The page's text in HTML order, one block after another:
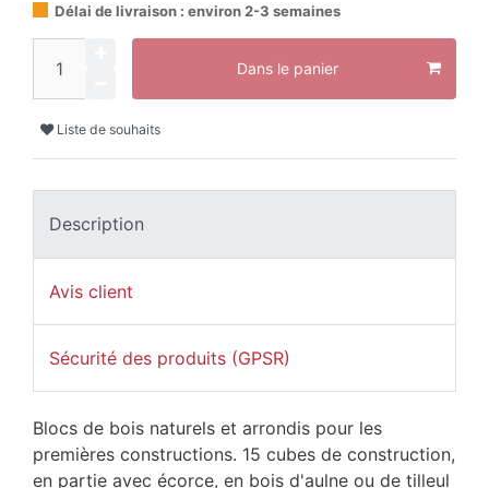
Délai de livraison : environ 2-3 semaines
Dans le panier
Liste de souhaits
Description
Avis client
Sécurité des produits (GPSR)
Blocs de bois naturels et arrondis pour les
premières constructions. 15 cubes de construction,
en partie avec écorce, en bois d'aulne ou de tilleul